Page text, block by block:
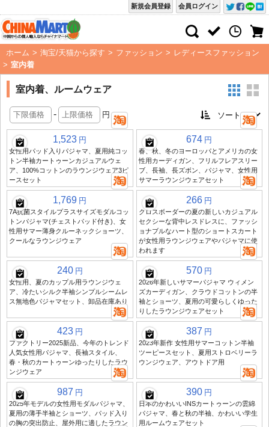
会員ログイン
新規会員登録
ホーム > 淘宝/天猫から探す > ファッション > レディースファッション
> 室内着
室内着、ルームウェア
- 円
1,523 円
女性用パッド入りパジャマ、夏用純コッ
トン半袖カートゥーンカジュアルウェ
ア、100%コットンのラウンジウェア3ピ
ースセット
674 円
春、秋、冬のヨーロッパとアメリカの女
性用カーディガン、フリルフレアスリー
ブ、長袖、長ズボン、パジャマ、女性用
サマーラウンジウェアセット
1,769 円
7A抗菌スタイルプラスサイズモダルコッ
トンパジャマ(チェストパッド付き)、女
性用サマー薄身クルーネックショーツ、
クールなラウンジウェア
266 円
クロスボーダーの夏の新しいカジュアル
セクシーな背中レスドレスに、ファッシ
ョナブルなハート型のショートスカート
が女性用ラウンジウェアやパジャマに使
われます
240 円
女性用、夏のカップル用ラウンジウェ
ア、冷たいシルク半袖シンプルシームレ
ス無地色パジャマセット、卸品在庫あり
570 円
2026年新しいサマーパジャマ ウィメン
ズカーディガン、クラウドコットンの半
袖とショーツ、夏用の可愛らしくゆった
りしたラウンジウェアセット
423 円
ファクトリー2025新品、今年のトレンド
人気女性用パジャマ、長袖スタイル、
春・秋のカートゥーンゆったりしたラウ
ンジウェア
387 円
2023年新作 女性用サマーコットン半袖
ツーピースセット、夏用ストロベリーラ
ウンジウェア、アウトドア用
987 円
2025年モデルの女性用モダルパジャマ、
夏用の薄手半袖とショーツ、パッド入り
の胸の突出防止、屋外用に適したラウン
390 円
日本のかわいいINSカートゥーンの雲綿
パジャマ、春と秋の半袖、かわいい学生
用ルームウェアセット